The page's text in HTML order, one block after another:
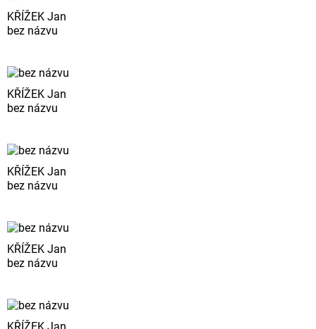
KŘÍŽEK Jan
bez názvu
KŘÍŽEK Jan
bez názvu
KŘÍŽEK Jan
bez názvu
KŘÍŽEK Jan
bez názvu